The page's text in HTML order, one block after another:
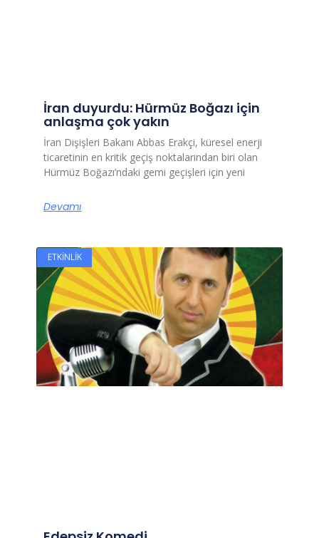
İran duyurdu: Hürmüz Boğazı için
anlaşma çok yakın
İran Dışişleri Bakanı Abbas Erakçi, küresel enerji
ticaretinin en kritik geçiş noktalarından biri olan
Hürmüz Boğazı’ndaki gemi geçişleri için yeni
Devamı
ETKINLIK